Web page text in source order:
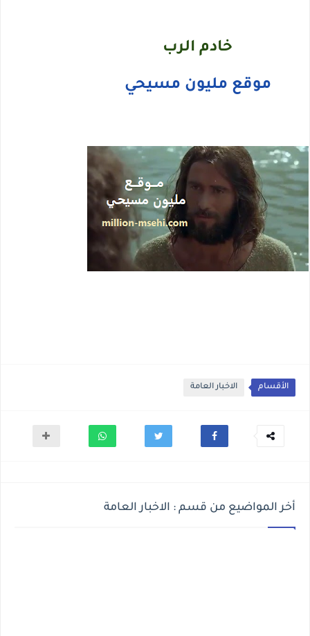
خادم الرب
موقع مليون مسيحي
الأقسام الاخبار العامة
أخر المواضيع من قسم : الاخبار العامة